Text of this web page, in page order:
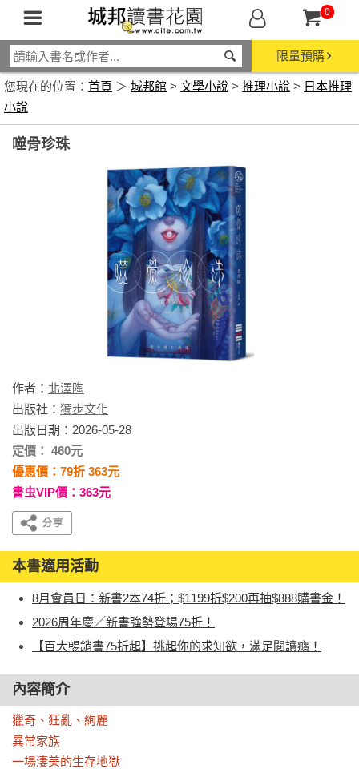
0
限量預購
您現在的位置： 首頁 ＞ 城邦館 > 文學小說 > 推理小說 > 日本推理
小說
噬骨珍珠
作者： 北澤陶
出版社： 獨步文化
出版日期：2026-05-28
定價： 460元
優惠價：79折 363元
書虫VIP價：363元
本書適用活動
8月會員日：新書2本74折；$1199折$200再抽$888購書金！
2026周年慶／新書強勢登場75折！
【百大暢銷書75折起】挑起你的求知欲，滿足閱讀癮！
內容簡介
獵奇、狂亂、絢麗
異常家族
一場淒美的生存地獄